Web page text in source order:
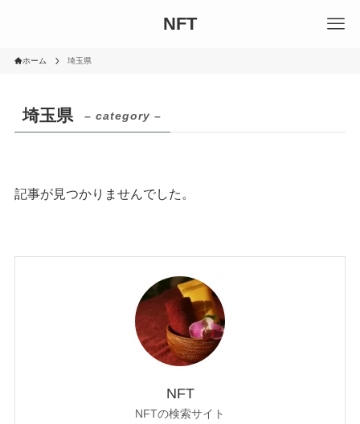
NFT
ホーム 埼玉県
埼玉県 – category –
記事が見つかりませんでした。
NFT
NFTの検索サイト